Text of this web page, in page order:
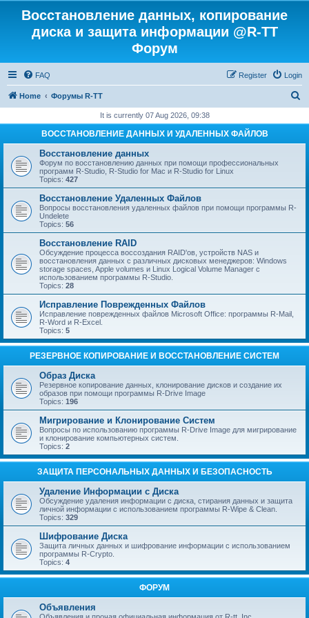
Восстановление данных, копирование
диска и защита информации @R-TT
Форум
FAQ Login
Register
Home Форумы R-TT
r
It is currently 07 Aug 2026, 09:38
ВОССТАНОВЛЕНИЕ ДАННЫХ И УДАЛЕННЫХ ФАЙЛОВ
Восстановление данных
Форум по восстановлению данных при помощи профессиональных
программ R-Studio, R-Studio for Mac и R-Studio for Linux
Topics: 427
Восстановление Удаленных Файлов
Вопросы восстановления удаленных файлов при помощи программы R-
Undelete
Topics: 56
Восстановление RAID
Обсуждение процесса воссоздания RAID'ов, устройств NAS и
восстановления данных с различных дисковых менеджеров: Windows
storage spaces, Apple volumes и Linux Logical Volume Manager с
использованием программы R-Studio.
Topics: 28
Исправление Поврежденных Файлов
Исправление поврежденных файлов Microsoft Office: программы R-Mail,
R-Word и R-Excel.
Topics: 5
РЕЗЕРВНОЕ КОПИРОВАНИЕ И ВОССТАНОВЛЕНИЕ СИСТЕМ
Образ Диска
Резервное копирование данных, клонирование дисков и создание их
образов при помощи программы R-Drive Image
Topics: 196
Мигрирование и Клонирование Систем
Вопросы по использованию программы R-Drive Image для мигрирование
и клонирование компьютерных систем.
Topics: 2
ЗАЩИТА ПЕРСОНАЛЬНЫХ ДАННЫХ И БЕЗОПАСНОСТЬ
Удаление Информации с Диска
Обсуждение удаления информации с диска, стирания данных и защита
личной информации с использованием программы R-Wipe & Clean.
Topics: 329
Шифрование Диска
Защита личных данных и шифрование информации с использованием
программы R-Crypto.
Topics: 4
ФОРУМ
Объявления